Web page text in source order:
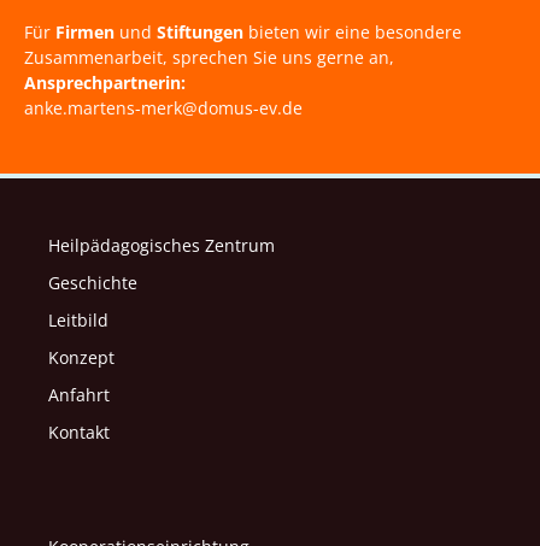
Für Firmen und Stiftungen bieten wir eine besondere
Zusammenarbeit, sprechen Sie uns gerne an,
Ansprechpartnerin:
anke.martens-merk@domus-ev.de
Heilpädagogisches Zentrum
Geschichte
Leitbild
Konzept
Anfahrt
Kontakt